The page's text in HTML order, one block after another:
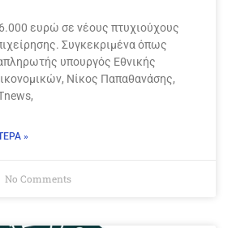
ευρώ σε νέους πτυχιούχους
Συγκεκριμένα όπως
υπουργός Εθνικής
Νίκος Παπαθανάσης,
»
No Comments